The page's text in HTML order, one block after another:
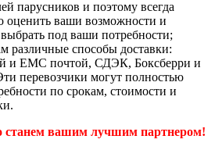
парусников и поэтому всегда
оценить ваши возможности и
выбрать под ваши потребности;
различные способы доставки:
и ЕМС почтой, СДЭК, Боксберри и
перевозчики могут полностью
по срокам, стоимости и
станем вашим лучшим партнером!